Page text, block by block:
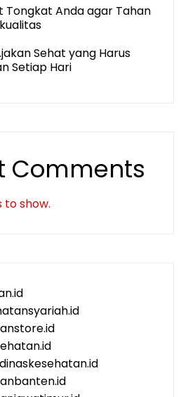
Tongkat Anda agar Tahan
Sehat yang Harus
Setiap Hari
Comments
to show.